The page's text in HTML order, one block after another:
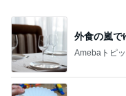
外食の嵐で
Amebaトピ